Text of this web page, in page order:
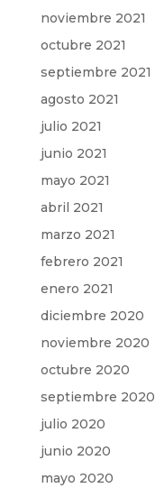
noviembre 2021
octubre 2021
septiembre 2021
agosto 2021
julio 2021
junio 2021
mayo 2021
abril 2021
marzo 2021
febrero 2021
enero 2021
diciembre 2020
noviembre 2020
octubre 2020
septiembre 2020
julio 2020
junio 2020
mayo 2020